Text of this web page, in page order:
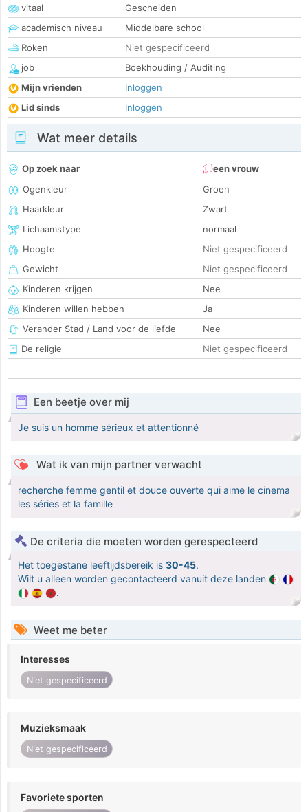
vitaal
Gescheiden
academisch niveau
Middelbare school
Roken
Niet gespecificeerd
job
Boekhouding / Auditing
Mijn vrienden
Inloggen
Lid sinds
Inloggen
Wat meer details
Op zoek naar
een vrouw
Ogenkleur
Groen
Haarkleur
Zwart
Lichaamstype
normaal
Hoogte
Niet gespecificeerd
Gewicht
Niet gespecificeerd
Kinderen krijgen
Nee
Kinderen willen hebben
Ja
Verander Stad / Land voor de liefde
Nee
De religie
Niet gespecificeerd
Een beetje over mij
Je suis un homme sérieux et attentionné
Wat ik van mijn partner verwacht
recherche femme gentil et douce ouverte qui aime le cinema
les séries et la famille
De criteria die moeten worden gerespecteerd
Het toegestane leeftijdsbereik is 30-45.
Wilt u alleen worden gecontacteerd vanuit deze landen
.
Weet me beter
Interesses
Niet gespecificeerd
Muzieksmaak
Niet gespecificeerd
Favoriete sporten